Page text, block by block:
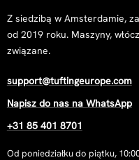
Z siedzibą w Amsterdamie,
od 2019 roku. Maszyny,
związane.
support@tuftingeurope.com
Napisz do nas na WhatsApp
+31 85 401 8701
Od poniedziałku do piątku,